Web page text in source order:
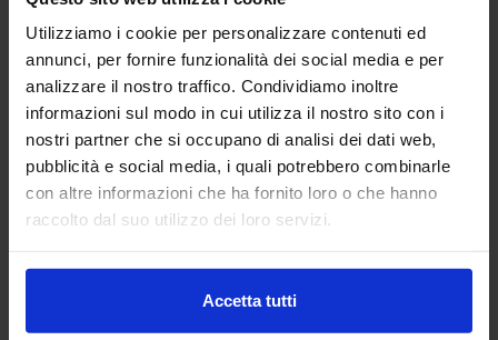
Utilizziamo i cookie per personalizzare contenuti ed
annunci, per fornire funzionalità dei social media e per
analizzare il nostro traffico. Condividiamo inoltre
informazioni sul modo in cui utilizza il nostro sito con i
nostri partner che si occupano di analisi dei dati web,
pubblicità e social media, i quali potrebbero combinarle
con altre informazioni che ha fornito loro o che hanno
raccolto dal suo utilizzo dei loro servizi.
Accetta tutti
Manifattura italiana ed efficienza
produttiva: quasi 9 imprese su 10 integrano
la sostenibilità nei propri modelli
industriali.Ottimizzazione dei processi,
taglio dei consumi energetici e riduzione
degli scarti guidano le strategie delle
aziende
A MECSPE Bologna tecnologie e soluzioni per